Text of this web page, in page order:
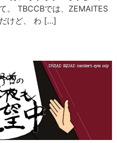
。 TBCCBでは、ZEMAITES
けど、 わ […]